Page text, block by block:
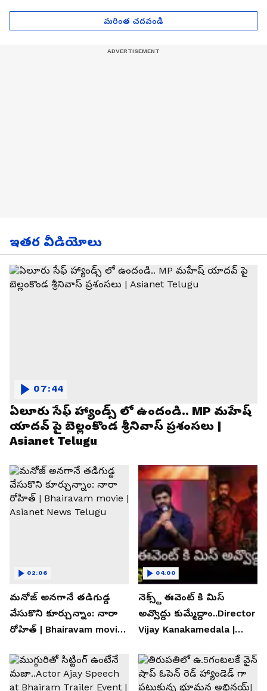
మరింత చదవండి
ఇతర వీడియోలు
ఏలూరు సేఫ్ హ్యాండ్స్ లో ఉందండి.. MP మహేష్
యాదవ్ పై బెల్లంకొండ శ్రీనివాస్ ప్రశంసలు |
Asianet Telugu
07:44
మనోజ్ అనగానే తడిగుడ్డ
వేసుకొని కూర్చున్నాం: నారా
రోహిత్ | Bhairavam movie |
02:06
నెక్స్ట్ ఈవెంట్ కి మిస్
అవ్వొద్దు కుమ్మేద్దాం..Director
Vijay Kanakamedala |
04:00